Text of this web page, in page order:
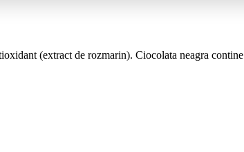
(extract de rozmarin). Ciocolata neagra